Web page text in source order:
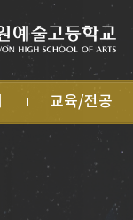
교육/전공
학교교육계획서
미술과
음악과
무용과
연극영화과